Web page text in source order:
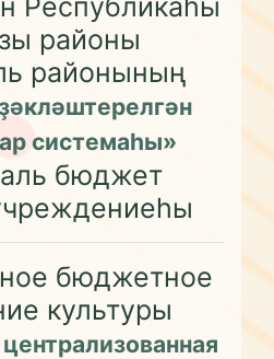
Республикаһы
районы
районының
системаһы»
бюджет
бюджетное
культуры